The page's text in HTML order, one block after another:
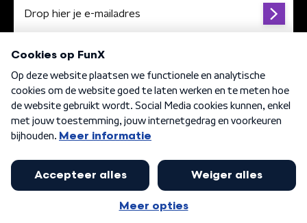
Algemene voorwaarden Privacybeleid